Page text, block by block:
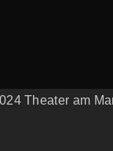
Theater am